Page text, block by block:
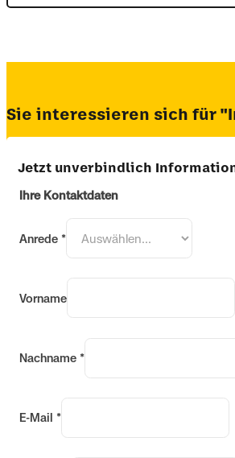
Sie interessieren sich für
Jetzt unverbindlich
Ihre Kontaktdaten
Anrede *
Vorname
Nachname *
E-Mail *